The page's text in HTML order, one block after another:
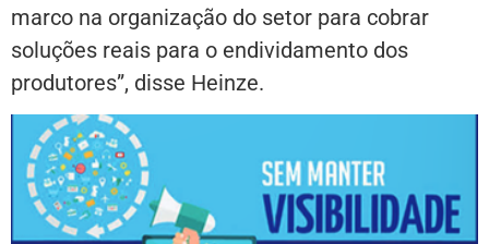
marco na organização do setor para cobrar
soluções reais para o endividamento dos
produtores”, disse Heinze.